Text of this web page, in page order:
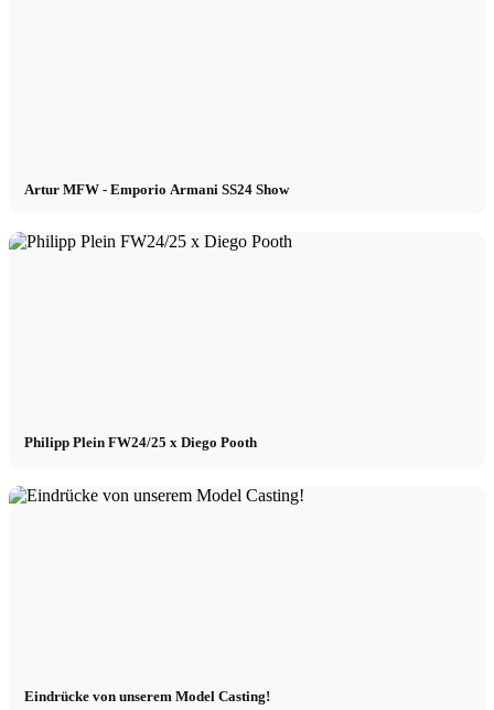
Artur MFW - Emporio Armani SS24 Show
Philipp Plein FW24/25 x Diego Pooth
Eindrücke von unserem Model Casting!